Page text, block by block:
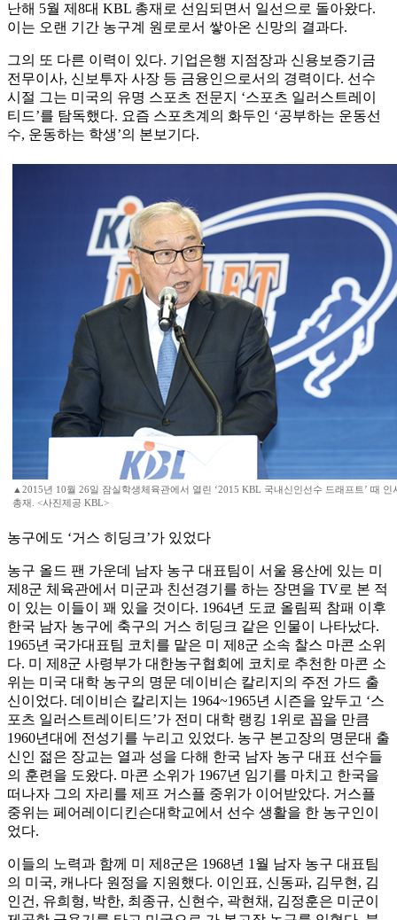
난해 5월 제8대 KBL 총재로 선임되면서 일선으로 돌아왔다.
이는 오랜 기간 농구계 원로로서 쌓아온 신망의 결과다.
그의 또 다른 이력이 있다. 기업은행 지점장과 신용보증기금
전무이사, 신보투자 사장 등 금융인으로서의 경력이다. 선수
시절 그는 미국의 유명 스포츠 전문지 ‘스포츠 일러스트레이
티드’를 탐독했다. 요즘 스포츠계의 화두인 ‘공부하는 운동선
수, 운동하는 학생’의 본보기다.
▲2015년 10월 26일 잠실학생체육관에서 열린 ‘2015 KBL 국내신인선수 드래프트’ 때 인
총재. <사진제공 KBL>
농구에도 ‘거스 히딩크’가 있었다
농구 올드 팬 가운데 남자 농구 대표팀이 서울 용산에 있는 미
제8군 체육관에서 미군과 친선경기를 하는 장면을 TV로 본 적
이 있는 이들이 꽤 있을 것이다. 1964년 도쿄 올림픽 참패 이후
한국 남자 농구에 축구의 거스 히딩크 같은 인물이 나타났다.
1965년 국가대표팀 코치를 맡은 미 제8군 소속 찰스 마콘 소위
다. 미 제8군 사령부가 대한농구협회에 코치로 추천한 마콘 소
위는 미국 대학 농구의 명문 데이비슨 칼리지의 주전 가드 출
신이었다. 데이비슨 칼리지는 1964~1965년 시즌을 앞두고 ‘스
포츠 일러스트레이티드’가 전미 대학 랭킹 1위로 꼽을 만큼
1960년대에 전성기를 누리고 있었다. 농구 본고장의 명문대 출
신인 젊은 장교는 열과 성을 다해 한국 남자 농구 대표 선수들
의 훈련을 도왔다. 마콘 소위가 1967년 임기를 마치고 한국을
떠나자 그의 자리를 제프 거스플 중위가 이어받았다. 거스플
중위는 페어레이디킨슨대학교에서 선수 생활을 한 농구인이
었다.
이들의 노력과 함께 미 제8군은 1968년 1월 남자 농구 대표팀
의 미국, 캐나다 원정을 지원했다. 이인표, 신동파, 김무현, 김
인건, 유희형, 박한, 최종규, 신현수, 곽현채, 김정훈은 미군이